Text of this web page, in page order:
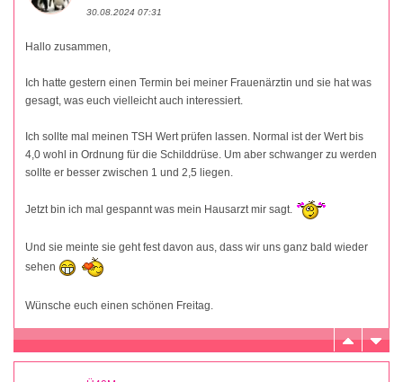
30.08.2024 07:31
Hallo zusammen,
Ich hatte gestern einen Termin bei meiner Frauenärztin und sie hat was
gesagt, was euch vielleicht auch interessiert.
Ich sollte mal meinen TSH Wert prüfen lassen. Normal ist der Wert bis
4,0 wohl in Ordnung für die Schilddrüse. Um aber schwanger zu werden
sollte er besser zwischen 1 und 2,5 liegen.
Jetzt bin ich mal gespannt was mein Hausarzt mir sagt.
Und sie meinte sie geht fest davon aus, dass wir uns ganz bald wieder
sehen
Wünsche euch einen schönen Freitag.